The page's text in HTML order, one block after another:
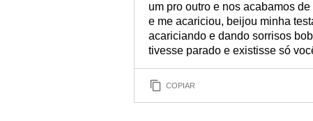
um pro outro e nos acabamos
e me acariciou, beijou minha
acariciando e dando sorrisos
tivesse parado e existisse só
COPIAR